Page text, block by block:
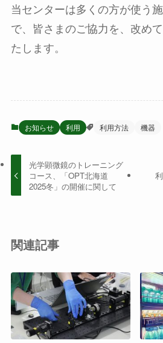
当センターは多くの方が使う
で、皆さまのご協力を、改め
たします。
お知らせ 利用 利用方法 機器
光学顕微鏡のトレーニング
コース、「OPT北海道
2025冬」の開催に関して
関連記事